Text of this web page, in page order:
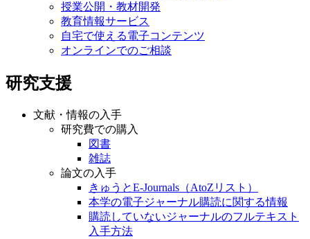
授業公開・教材開発
教育情報サービス
自宅で使える電子コンテンツ
オンラインでのご相談
研究支援
文献・情報の入手
研究費での購入
図書
雑誌
論文の入手
きゅうとE-Journals（AtoZリスト）
本学の電子ジャーナル購読に関する情報
購読していないジャーナルのフルテキスト
入手方法